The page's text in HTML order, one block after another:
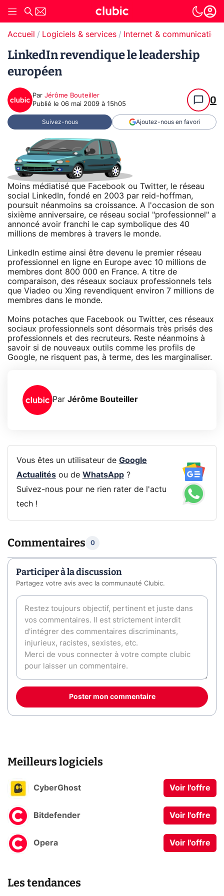
Accueil Logiciels & services Internet & communication
LinkedIn revendique le leadership
européen
Par Jérôme Bouteiller
Publié le 06 mai 2009 à 15h05 0
Suivez-nous Ajoutez-nous en favori
Moins médiatisé que Facebook ou Twitter, le réseau
social LinkedIn, fondé en 2003 par reid-hoffman,
poursuit néanmoins sa croissance. A l'occasion de son
sixième anniversaire, ce réseau social "professionnel" a
annoncé avoir franchi le cap symbolique des 40
millions de membres à travers le monde.
LinkedIn estime ainsi être devenu le premier réseau
professionnel en ligne en Europe avec 10 millions de
membres dont 800 000 en France. A titre de
comparaison, des réseaux sociaux professionnels tels
que Viadeo ou Xing revendiquent environ 7 millions de
membres dans le monde.
Moins potaches que Facebook ou Twitter, ces réseaux
sociaux professionnels sont désormais très prisés des
professionnels et des recruteurs. Reste néanmoins à
savoir si de nouveaux outils comme les profils de
Google, ne risquent pas, à terme, des les marginaliser.
Par Jérôme Bouteiller
Vous êtes un utilisateur de Google
Actualitésou de WhatsApp?
Suivez-nous pour ne rien rater de l'actu
tech !
Commentaires 0
Participer à la discussion
Partagez votre avis avec la communauté Clubic.
Poster mon commentaire
Meilleurs logiciels
CyberGhost Voir l'offre
Bitdefender Voir l'offre
Opera Voir l'offre
Les tendances